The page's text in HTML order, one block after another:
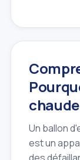
Un ballon
est un